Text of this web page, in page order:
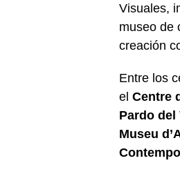
Visuales,
museo de
creación
Entre los
el Centre
Pardo del
Museu